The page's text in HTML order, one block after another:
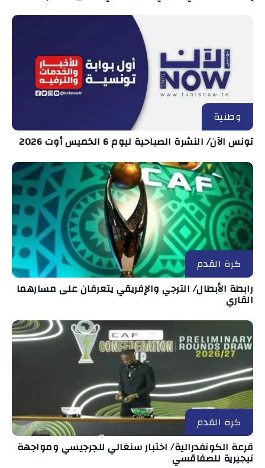
وطنية
تونس الآن/ النشرة الصباحية ليوم 6 الخميس أوت 2026
كرة القدم
رابطة الأبطال/ الترجي والإفريقي يتعرفان على مسارهما
القاري
كرة القدم
قرعة الكونفدرالية/ اختبار سنغالي للجرجيسي ومواجهة
نيجيرية للصفاقسي